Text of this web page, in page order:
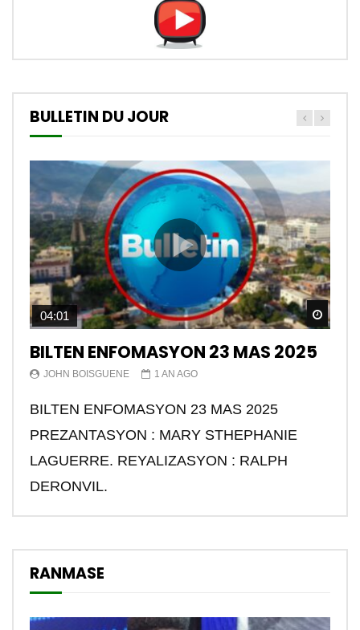
BULLETIN DU JOUR
04:01
BILTEN ENFOMASYON 23 MAS 2025
JOHN BOISGUENE 1 AN AGO
BILTEN ENFOMASYON 23 MAS 2025
PREZANTASYON : MARY STHEPHANIE
LAGUERRE. REYALIZASYON : RALPH
DERONVIL.
RANMASE